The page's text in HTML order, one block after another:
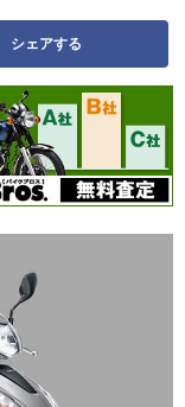
シェアする